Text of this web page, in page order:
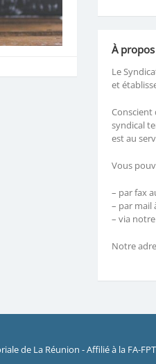
À propos
Le
et
syndical
est au
Vous
– par fax
– par mail
– via
Notre
de La Réunion - Affilié à la FA-FPT